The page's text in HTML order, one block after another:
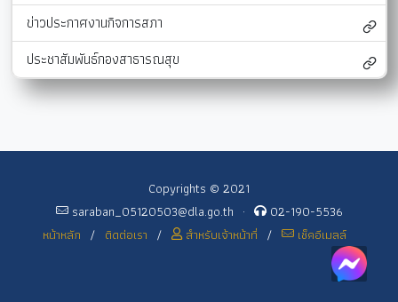
ข่าวประกาศงานกิจการสภา
ประชาสัมพันธ์กองสาธารณสุข
Copyrights © 2021
saraban_05120503@dla.go.th ·
02-190-5536
หน้าหลัก / ติดต่อเรา / สำหรับเจ้าหน้าที่ / เช็คอีเมลล์